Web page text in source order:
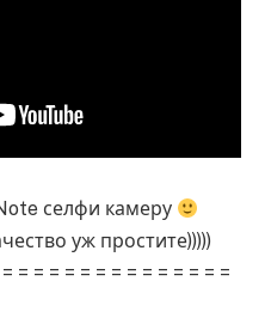
селфи камеру
уж простите)))))
= = = = = = = = = = = = = =